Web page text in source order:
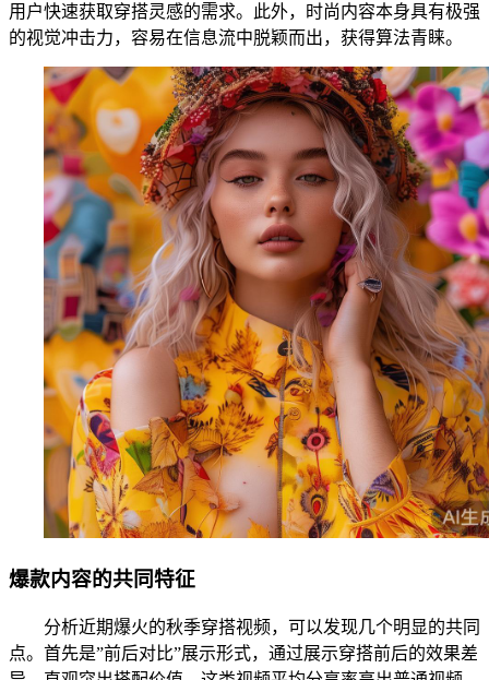
用户快速获取穿搭灵感的需求。此外，时尚内容本身具有极强
的视觉冲击力，容易在信息流中脱颖而出，获得算法青睐。
爆款内容的共同特征
分析近期爆火的秋季穿搭视频，可以发现几个明显的共同
点。首先是”前后对比”展示形式，通过展示穿搭前后的效果差